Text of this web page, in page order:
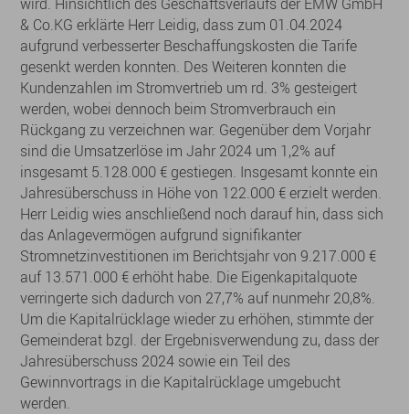
& Co.KG erklärte Herr Leidig, dass zum 01.04.2024
aufgrund verbesserter Beschaffungskosten die Tarife
gesenkt werden konnten. Des Weiteren konnten die
Kundenzahlen im Stromvertrieb um rd. 3% gesteigert
werden, wobei dennoch beim Stromverbrauch ein
Rückgang zu verzeichnen war. Gegenüber dem Vorjahr
sind die Umsatzerlöse im Jahr 2024 um 1,2% auf
insgesamt 5.128.000 € gestiegen. Insgesamt konnte ein
Jahresüberschuss in Höhe von 122.000 € erzielt werden.
Herr Leidig wies anschließend noch darauf hin, dass sich
das Anlagevermögen aufgrund signifikanter
Stromnetzinvestitionen im Berichtsjahr von 9.217.000 €
auf 13.571.000 € erhöht habe. Die Eigenkapitalquote
verringerte sich dadurch von 27,7% auf nunmehr 20,8%.
Um die Kapitalrücklage wieder zu erhöhen, stimmte der
Gemeinderat bzgl. der Ergebnisverwendung zu, dass der
Jahresüberschuss 2024 sowie ein Teil des
Gewinnvortrags in die Kapitalrücklage umgebucht
werden.